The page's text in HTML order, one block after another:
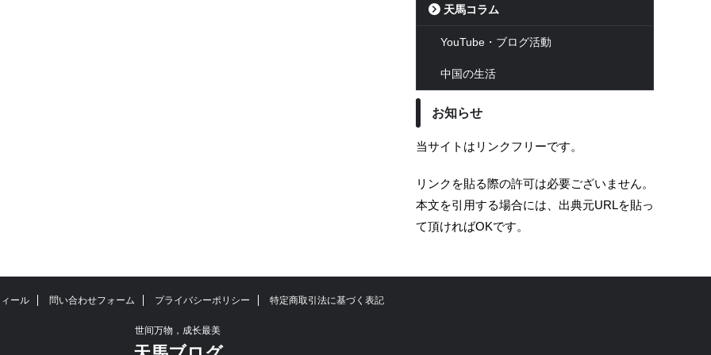
天馬コラム
YouTube・ブログ活動
中国の生活
お知らせ
当サイトはリンクフリーです。
リンクを貼る際の許可は必要ございません。
本文を引用する場合には、出典元URLを貼っ
て頂ければOKです。
ール 問い合わせフォーム プライバシーポリシー 特定商取引法に基づく表記
世间万物，成长最美